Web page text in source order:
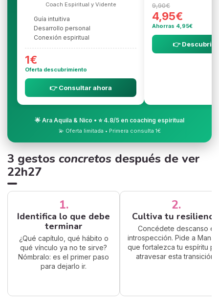
Coach Espiritual y Vidente
Guía intuitiva
Desarrollo personal
Conexión espiritual
1€
Oferta descubrimiento
👉 Consultar ahora
9,90€
4,95€
Ahorras 4,95€
👉 Descubrir
🌟 Ara Aquila & Nico • ⭐ 4.8/5 en coaching espiritual
💫 Oferta limitada • Primera consulta 1€
3 gestos concretos después de ver
22h27
1.
Identifica lo que debe
terminar
¿Qué capítulo, qué hábito o
qué vínculo ya no te sirve?
Nómbralo: es el primer paso
para dejarlo ir.
2.
Cultiva tu
Concédete descanso e
introspección. Pide a
que fortalezca tu espíritu
atravesar esta transición.